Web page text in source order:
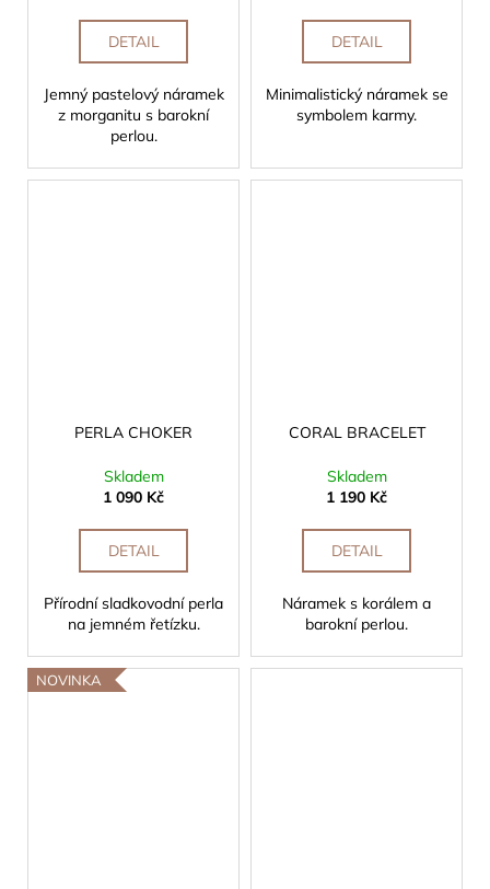
DETAIL
Jemný pastelový náramek
z morganitu s barokní
perlou.
DETAIL
Minimalistický náramek se
symbolem karmy.
PERLA CHOKER
Skladem
1 090 Kč
DETAIL
Přírodní sladkovodní perla
na jemném řetízku.
CORAL BRACELET
Skladem
1 190 Kč
DETAIL
Náramek s korálem a
barokní perlou.
NOVINKA